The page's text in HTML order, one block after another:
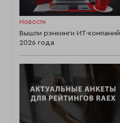
Новости
Вышли рэнкинги ИТ-компаний
2026 года